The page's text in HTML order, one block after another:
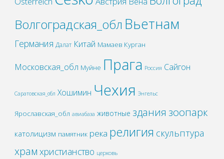
Волгоградская_обл Вьетнам
Германия Далат Китай Мамаев Курган
Московская_обл Муйне Прага Россия Сайгон
Саратовская_обл Хошимин Чехия Энгельс
Ярославская_обл авиабаза животные здания зоопарк
католицизм памятник река религия скульптура
храм христианство церковь